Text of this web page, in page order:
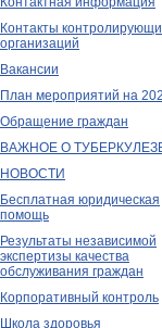
Контакты
организаций
Вакансии
План мероприятий на
Обращение граждан
ВАЖНОЕ О
НОВОСТИ
Бесплатная юридическая
помощь
Результаты независимой
экспертизы качества
обслуживания граждан
Корпоративный контроль
Школа здоровья